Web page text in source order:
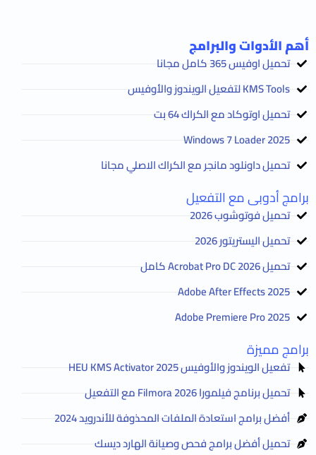
أهم الأدوات والبرامج
تحميل اوفيس 365 كامل مجانا
KMS Tools لتفعيل الويندوز والأوفيس
تحميل اوتوكاد مع الكراك 64 بت
2025 Windows 7 Loader
تحميل داونلود مانجر مع الكراك الاصلي مجانا
برامج أدوبى مع التفعيل
تحميل فوتوشوب 2026
تحميل اليستريتور 2026
تحميل Acrobat Pro DC 2026 كامل
Adobe After Effects 2025
Adobe Premiere Pro 2025
برامج مميزة
تفعيل الويندوز والأوفيس HEU KMS Activator 2025
تحميل برنامج فيلمورا Filmora 2026 مع التفعيل
أفضل برامج استعادة الملفات المحذوفة للأندرويد 2024
تحميل أفضل برامج فحص وصيانة الهارد ديسك